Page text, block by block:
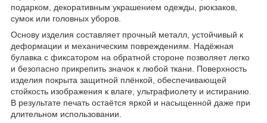
подарком, декоративным украшением одежды, рюкзаков,
сумок или головных уборов.
Основу изделия составляет прочный металл, устойчивый к
деформации и механическим повреждениям. Надёжная
булавка с фиксатором на обратной стороне позволяет легко
и безопасно прикрепить значок к любой ткани. Поверхность
изделия покрыта защитной плёнкой, обеспечивающей
стойкость изображения к влаге, ультрафиолету и истиранию.
В результате печать остаётся яркой и насыщенной даже при
длительном использовании.